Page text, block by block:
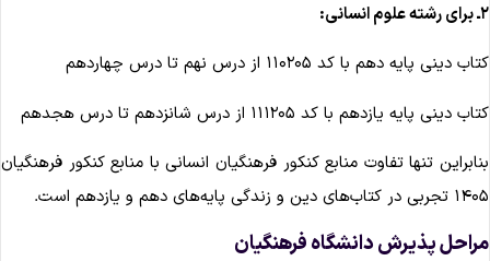
انسانی:
دینی پایه دهم با کد ۱۱۰۲۰۵ از درس نهم تا درس چهاردهم
دینی پایه یازدهم با کد ۱۱۱۲۰۵ از درس شانزدهم تا درس هجدهم
تنها تفاوت منابع کنکور فرهنگیان انسانی با منابع کنکور فرهنگیان
دین و زندگی پایه‌های دهم و یازدهم است.
پذیرش دانشگاه فرهنگیان